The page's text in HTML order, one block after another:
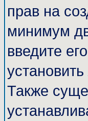
прав на
минимум
введите
Также